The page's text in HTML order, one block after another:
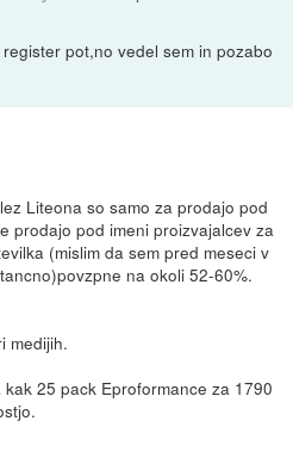
pot,no vedel sem in pozabo
Liteona so samo za prodajo pod
prodajo pod imeni proizvajalcev za
(mislim da sem pred meseci v
na okoli 52-60%.
medijih.
25 pack Eproformance za 1790